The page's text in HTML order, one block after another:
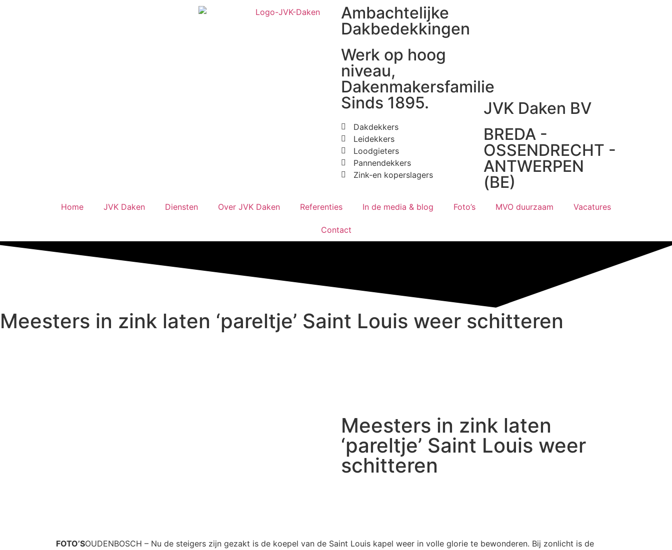
Ambachtelijke
Dakbedekkingen
Werk op hoog
niveau,
Dakenmakersfamilie
Sinds 1895.
Dakdekkers
Leidekkers
Loodgieters
Pannendekkers
Zink-en koperslagers
JVK Daken BV
BREDA -
OSSENDRECHT -
ANTWERPEN
(BE)
Home JVK Daken Diensten Over JVK Daken Referenties In de media & blog Foto’s MVO duurzaam Vacatures
Contact
Meesters in zink laten ‘pareltje’ Saint Louis weer schitteren
Meesters in zink laten
‘pareltje’ Saint Louis weer
schitteren
FOTO’SOUDENBOSCH – Nu de steigers zijn gezakt is de koepel van de Saint Louis kapel weer in volle glorie te bewonderen. Bij zonlicht is de